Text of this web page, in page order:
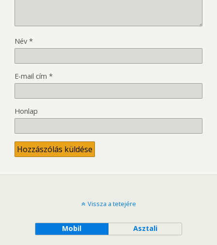
Név *
E-mail cím *
Honlap
Vissza a tetejére
Mobil Asztali